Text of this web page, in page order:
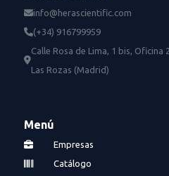
info@herascientific.com
(+34) 916799959
Calle Rosa de Lima, 1 bis, Oficina
Las Rozas (Madrid)
Menú
Empresas
Catálogo